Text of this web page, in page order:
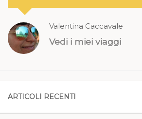
Valentina Caccavale
Vedi i miei viaggi
ARTICOLI RECENTI